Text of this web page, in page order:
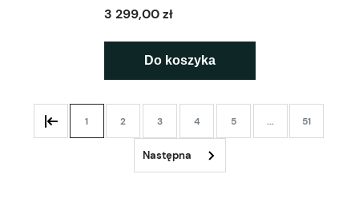
3 299,00 zł
Do koszyka
1 2 3 4 5 ... 51